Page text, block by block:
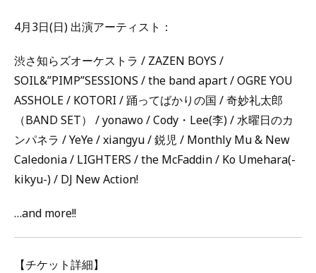
4月3日(日) 出演アーティスト：
渋さ知らズオーケストラ / ZAZEN BOYS /
SOIL&”PIMP”SESSIONS / the band apart / OGRE YOU
ASSHOLE / KOTORI / 踊ってばかりの国 / 奇妙礼太郎
（BAND SET） / yonawo / Cody・Lee(李) / 水曜日のカ
ンパネラ / YeYe / xiangyu / 鋭児 / Monthly Mu & New
Caledonia / LIGHTERS / the McFaddin / Ko Umehara(-
kikyu-) / DJ New Action!
…and more!!
【チケット詳細】